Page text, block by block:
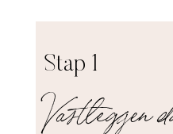
Stap 1
Vastleggen